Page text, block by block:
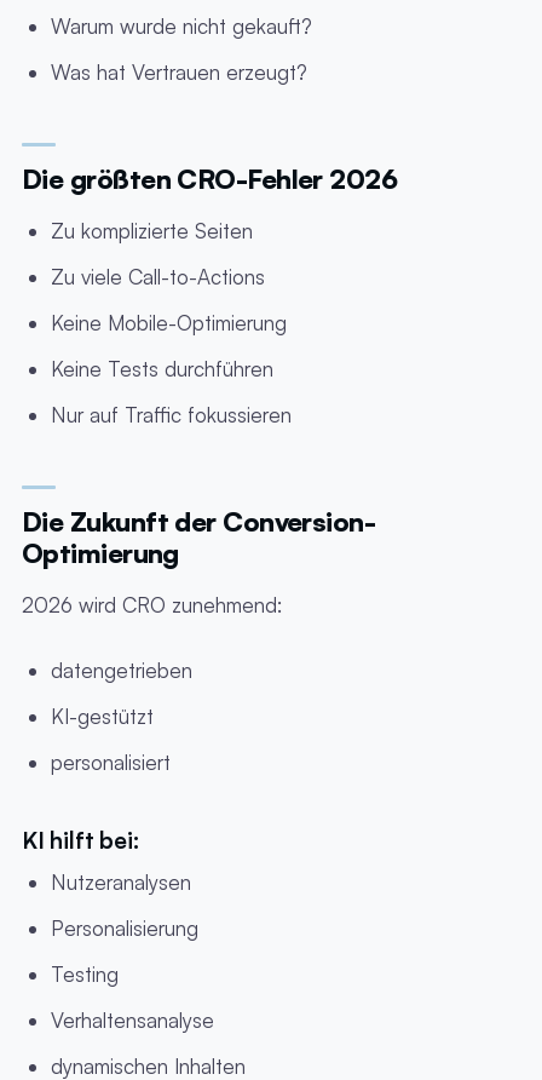
Warum wurde nicht gekauft?
Was hat Vertrauen erzeugt?
Die größten CRO-Fehler 2026
Zu komplizierte Seiten
Zu viele Call-to-Actions
Keine Mobile-Optimierung
Keine Tests durchführen
Nur auf Traffic fokussieren
Die Zukunft der Conversion-
Optimierung
2026 wird CRO zunehmend:
datengetrieben
KI-gestützt
personalisiert
KI hilft bei:
Nutzeranalysen
Personalisierung
Testing
Verhaltensanalyse
dynamischen Inhalten